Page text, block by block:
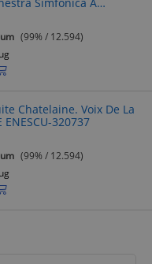
Enescu", Diri-286622
(99% / 12.594)
Chatelaine. Voix De La
ENESCU-320737
(99% / 12.594)